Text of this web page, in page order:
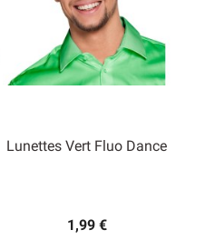
Lunettes Vert Fluo Dance
1,99 €